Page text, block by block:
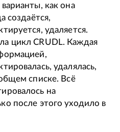
как она
создаётся,
удаляется.
цикл CRUDL. Каждая
удалялась,
списке. Всё
на
после этого уходило в